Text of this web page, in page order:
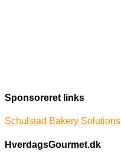
Sponsoreret links
Schulstad Bakery Solutions
HverdagsGourmet.dk